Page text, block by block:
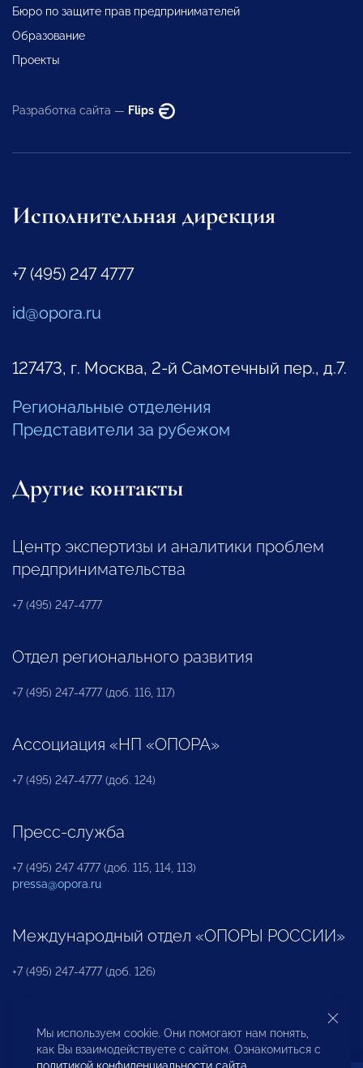
Бюро по защите прав предпринимателей
Образование
Проекты
Разработка сайта — Flips
Исполнительная дирекция
+7 (495) 247 4777
id@opora.ru
127473, г. Москва, 2-й Самотечный пер., д.7.
Региональные отделения
Представители за рубежом
Другие контакты
Центр экспертизы и аналитики проблем
предпринимательства
+7 (495) 247-4777
Отдел регионального развития
+7 (495) 247-4777 (доб. 116, 117)
Ассоциация «НП «ОПОРА»
+7 (495) 247-4777 (доб. 124)
Пресс-служба
+7 (495) 247 4777 (доб. 115, 114, 113)
pressa@opora.ru
Международный отдел «ОПОРЫ РОССИИ»
+7 (495) 247-4777 (доб. 126)
Бюро по защите прав предпринимателей и
инвесторов
Мы используем cookie. Они помогают нам понять,
как Вы взаимодействуете с сайтом. Ознакомиться с
политикой конфиденциальности сайта